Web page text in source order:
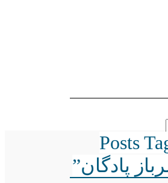
Posts
پادگان”